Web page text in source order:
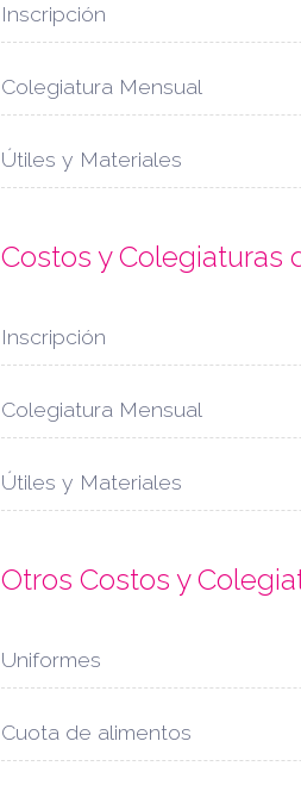
Inscripción
Colegiatura Mensual
Útiles y Materiales
Costos y Colegiaturas
Inscripción
Colegiatura Mensual
Útiles y Materiales
Otros Costos y
Uniformes
Cuota de alimentos